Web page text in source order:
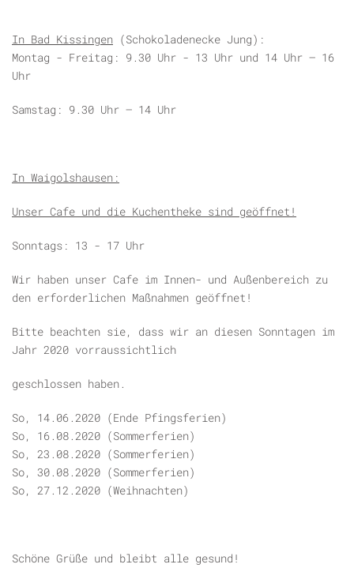
In Bad Kissingen (Schokoladenecke Jung):
Montag - Freitag: 9.30 Uhr - 13 Uhr und 14 Uhr – 16
Uhr
Samstag: 9.30 Uhr – 14 Uhr
In Waigolshausen:
Unser Cafe und die Kuchentheke sind geöffnet!
Sonntags: 13 - 17 Uhr
Wir haben unser Cafe im Innen- und Außenbereich zu
den erforderlichen Maßnahmen geöffnet!
Bitte beachten sie, dass wir an diesen Sonntagen im
Jahr 2020 vorraussichtlich
geschlossen haben.
So, 14.06.2020 (Ende Pfingsferien)
So, 16.08.2020 (Sommerferien)
So, 23.08.2020 (Sommerferien)
So, 30.08.2020 (Sommerferien)
So, 27.12.2020 (Weihnachten)
Schöne Grüße und bleibt alle gesund!